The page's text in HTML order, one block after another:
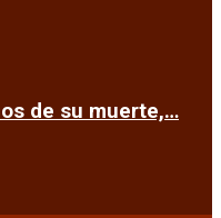
de su muerte,…